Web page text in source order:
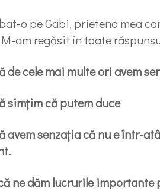
o pe Gabi, prietena mea
am regăsit în toate
de cele mai multe ori avem
simțim că putem duce
avem senzația că nu e într-
ne dăm lucrurile importante